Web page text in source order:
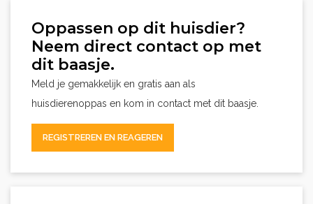
Oppassen op dit huisdier?
Neem direct contact op met
dit baasje.
Meld je gemakkelijk en gratis aan als
huisdierenoppas en kom in contact met dit baasje.
REGISTREREN EN REAGEREN